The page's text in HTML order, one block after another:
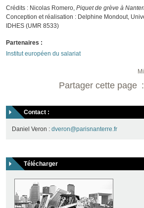
Crédits : Nicolas Romero, Piquet de grève à
Conception et réalisation : Delphine Mondout,
IDHES (UMR 8533)
Partenaires :
Institut européen du salariat
Partager cette page
Contact :
Daniel Veron : dveron@parisnanterre.fr
Télécharger